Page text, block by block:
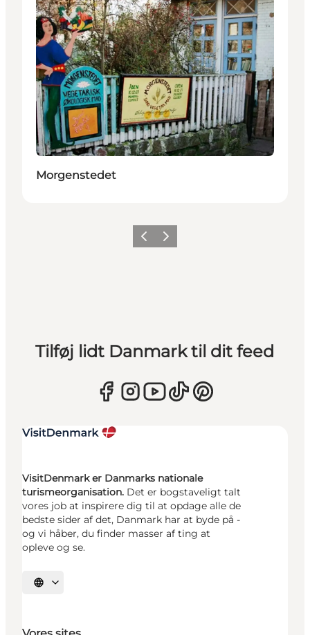
Morgenstedet
ForrigeNæste
Tilføj lidt Danmark til dit feed
VisitDenmark er Danmarks nationale
turismeorganisation. Det er bogstaveligt talt
vores job at inspirere dig til at opdage alle de
bedste sider af det, Danmark har at byde på -
og vi håber, du finder masser af ting at
opleve og se.
Vælg sprog